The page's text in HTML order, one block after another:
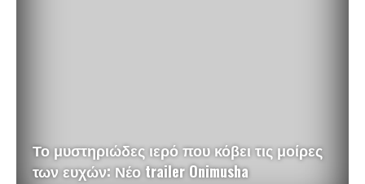
Το μυστηριώδες ιερό που κόβει τις μοίρες
των ευχών: Νέο trailer Onimusha